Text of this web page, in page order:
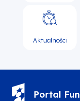
Aktualności
Portal